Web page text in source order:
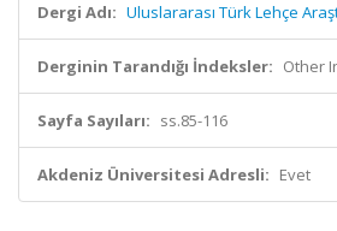
Dergi Adı: Uluslararası Türk Lehçe
Derginin Tarandığı İndeksler: Other
Sayfa Sayıları: ss.85-116
Akdeniz Üniversitesi Adresli: Evet